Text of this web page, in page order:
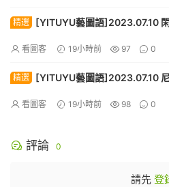
精選
[YITUYU藝圖語]2023.07.10
看圖客 19小時前 97 0
精選 [YITUYU藝圖語]2023.07.10
看圖客 19小時前 98 0
評論 0
請先 登